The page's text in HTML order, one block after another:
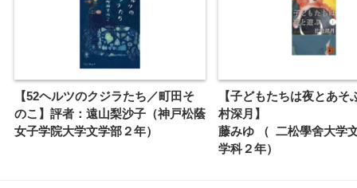
【52ヘルツのクジラたち／町田そ
のこ】評者：遠山梨沙子（神戸松蔭
女子学院大学文学部２年）
【子どもたちは夜とあ
村深月】 評
藤みゆ （ 二松學舍大学
学科２年）